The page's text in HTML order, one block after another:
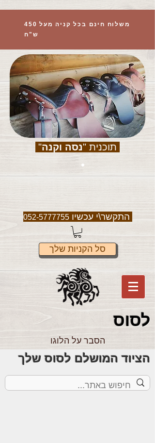
משלוח חינם בכל קניה מעל 450
ש"ח
תוכנית "נסה וקנה"
התקשר\י עכשיו052-5777755
סל הקניות שלך
לסוס
הסבר על הלוגו
הציוד המושלם לסוס שלך